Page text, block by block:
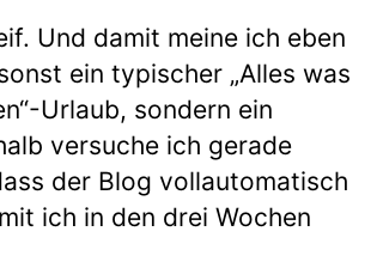
Und damit meine ich eben
ein typischer „Alles was
Urlaub, sondern ein
versuche ich gerade
der Blog vollautomatisch
ich in den drei Wochen